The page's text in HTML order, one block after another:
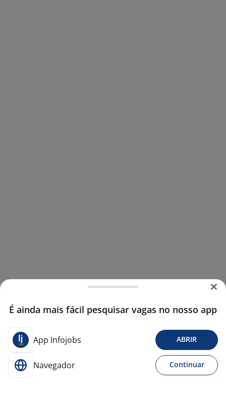
É ainda mais fácil pesquisar vagas no nosso app
App Infojobs ABRIR
Navegador Continuar